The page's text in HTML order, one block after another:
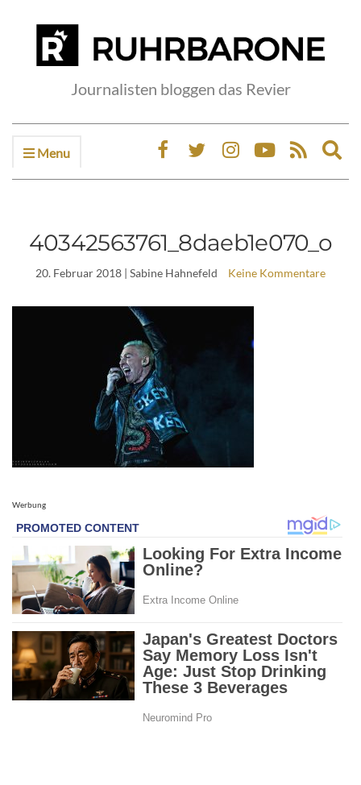
Journalisten bloggen das Revier
Menu
40342563761_8daeb1e070_o
20. Februar 2018 | Sabine Hahnefeld Keine Kommentare
Werbung